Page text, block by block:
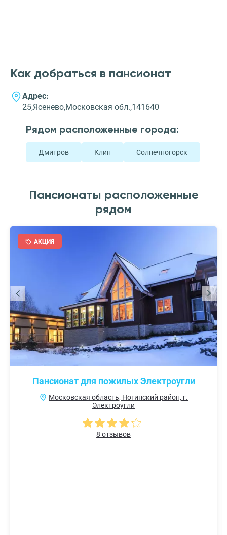
Как добраться в пансионат
Адрес:
25,Ясенево,Московская обл.,141640
Рядом расположенные города:
Дмитров Клин Солнечногорск
Пансионаты расположенные
рядом
АКЦИЯ
Пансионат для пожилых Электроугли
Московская область, Ногинский район, г.
Электроугли
8 отзывов